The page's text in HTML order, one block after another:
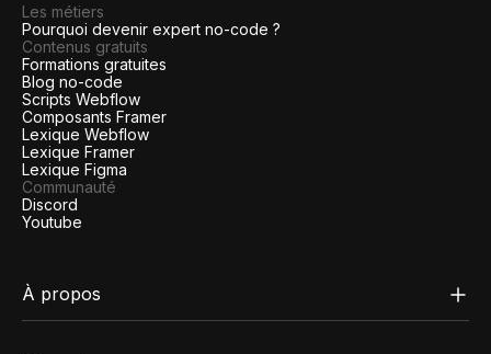
Les métiers
Pourquoi devenir expert no-code ?
Contenus gratuits
Formations gratuites
Blog no-code
Scripts Webflow
Composants Framer
Lexique Webflow
Lexique Framer
Lexique Figma
Communauté
Discord
Youtube
À propos